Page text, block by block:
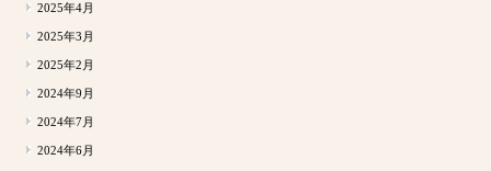
2025年4月
2025年3月
2025年2月
2024年9月
2024年7月
2024年6月